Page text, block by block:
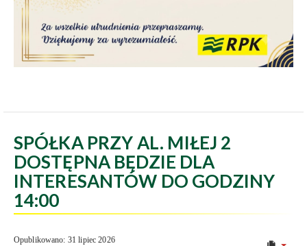
SPÓŁKA PRZY AL. MIŁEJ 2
DOSTĘPNA BĘDZIE DLA
INTERESANTÓW DO GODZINY
14:00
Opublikowano: 31 lipiec 2026